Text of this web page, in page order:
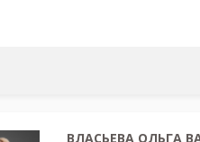
ВЛАСЬЕВА ОЛЬГА